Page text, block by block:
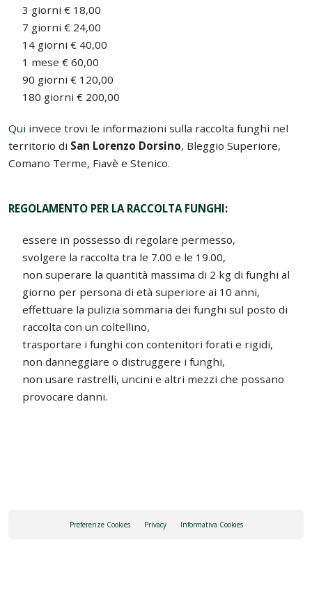
3 giorni € 18,00
7 giorni € 24,00
14 giorni € 40,00
1 mese € 60,00
90 giorni € 120,00
180 giorni € 200,00
Qui invece trovi le informazioni sulla raccolta funghi nel
territorio di San Lorenzo Dorsino, Bleggio Superiore,
Comano Terme, Fiavè e Stenico.
REGOLAMENTO PER LA RACCOLTA FUNGHI:
essere in possesso di regolare permesso,
svolgere la raccolta tra le 7.00 e le 19.00,
non superare la quantità massima di 2 kg di funghi al
giorno per persona di età superiore ai 10 anni,
effettuare la pulizia sommaria dei funghi sul posto di
raccolta con un coltellino,
trasportare i funghi con contenitori forati e rigidi,
non danneggiare o distruggere i funghi,
non usare rastrelli, uncini e altri mezzi che possano
provocare danni.
Preferenze Cookies Privacy Informativa Cookies